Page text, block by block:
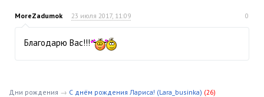
MoreZadumok 23 июля 2017, 11:09 0
Благодарю Вас!!!
Дни рождения → С днём рождения Лариса! (Lara_businka) (26)